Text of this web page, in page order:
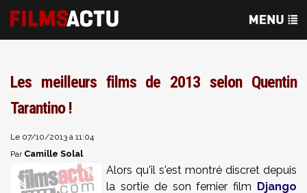
Les meilleurs films de 2013 selon Quentin
Tarantino !
Le 07/10/2013 à 11:04
Par Camille Solal
Alors qu'il s'est montré discret depuis
la sortie de son fernier film Django